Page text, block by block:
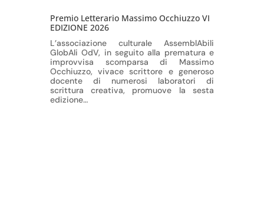
Premio Letterario Massimo Occhiuzzo VI
EDIZIONE 2026
L’associazione culturale AssemblAbili
GlobAli OdV, in seguito alla prematura e
improvvisa scomparsa di Massimo
Occhiuzzo, vivace scrittore e generoso
docente di numerosi laboratori di
scrittura creativa, promuove la sesta
edizione…